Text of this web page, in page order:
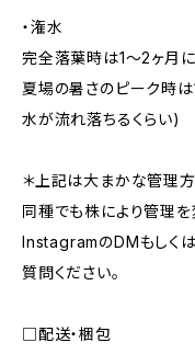
・潅水
完全落葉時は1〜2ヶ月
夏場の暑さのピーク時
水が流れ落ちるくらい)
＊上記は大まかな管理方
同種でも株により管理
InstagramのDMもしく
質問ください。
□配送・梱包